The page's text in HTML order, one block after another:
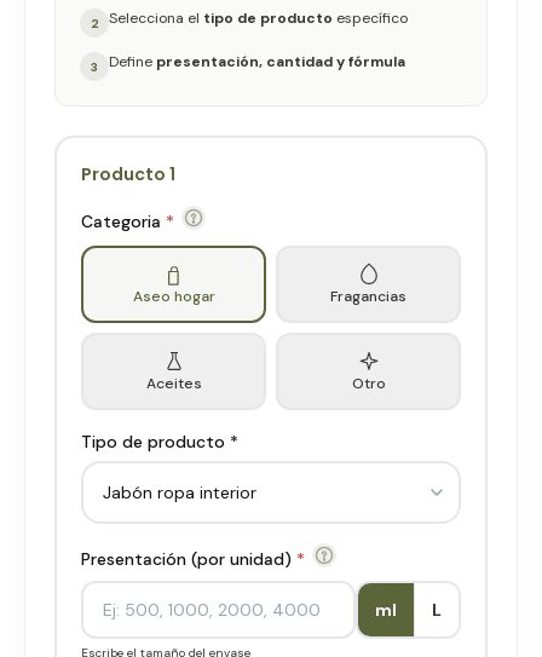
2 Selecciona el tipo de producto específico
3 Define presentación, cantidad y fórmula
Producto 1
Categoria *
Aseo hogar Fragancias
Aceites Otro
Tipo de producto *
Presentación (por unidad) *
ml L
Escribe el tamaño del envase